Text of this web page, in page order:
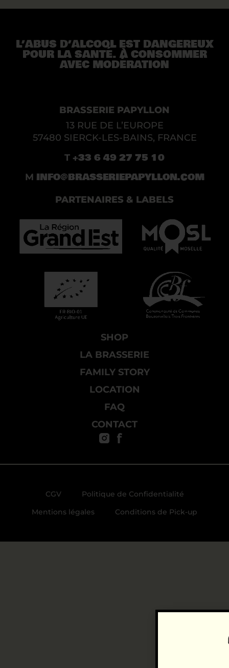
L’ABUS D’ALCOOL EST DANGEREUX
POUR LA SANTÉ. À CONSOMMER
AVEC MODÉRATION
BRASSERIE PAPYLLON
13 RUE DE L’EUROPE
57480 SIERCK-LES-BAINS, FRANCE
T +33 6 49 27 75 10
M INFO@BRASSERIEPAPYLLON.COM
PARTENAIRES & LABELS
SHOP
LA BRASSERIE
FAMILY STORY
LOCATION
FAQ
CONTACT
CGV
Politique de Confidentialité
Mentions légales
Conditions de Pick-up